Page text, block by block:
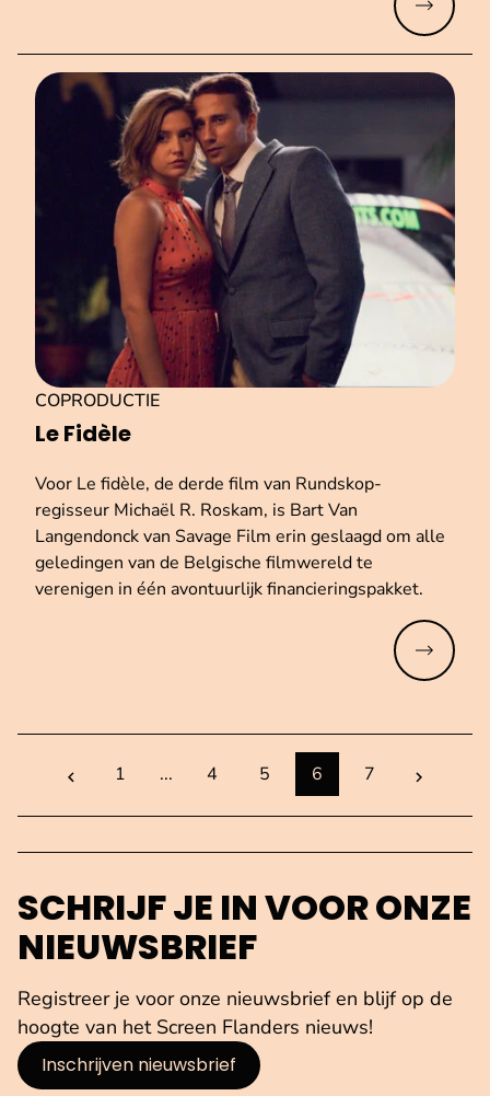
Meer
Le Fidèle
COPRODUCTIE
Voor Le fidèle, de derde film van Rundskop-
regisseur Michaël R. Roskam, is Bart Van
Langendonck van Savage Film erin geslaagd om alle
geledingen van de Belgische filmwereld te
verenigen in één avontuurlijk financieringspakket.
Meer
Vorige pagina
pagina
1 toon meer pagina's voor de huidige
... pagina
4 pagina
5 pagina
6 pagina
7
SCHRIJF JE IN VOOR ONZE
NIEUWSBRIEF
Registreer je voor onze nieuwsbrief en blijf op de
hoogte van het Screen Flanders nieuws!
Inschrijven nieuwsbrief